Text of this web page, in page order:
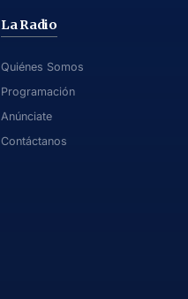
La Radio
Quiénes Somos
Programación
Anúnciate
Contáctanos